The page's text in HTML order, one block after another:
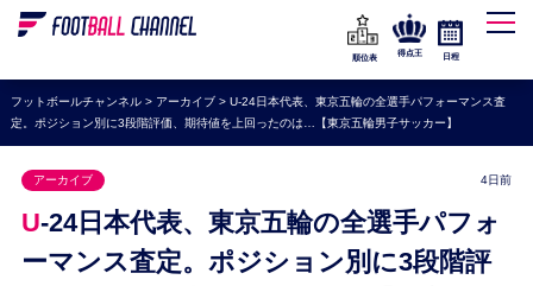
WEリーグ
海外サッカー
プレミアリーグ
ラ・リーガ
セリエA
ブンデスリーガ
順位表
得点王 日程
フットボールチャンネル> アーカイブ> U-24日本代表、東京五輪の全選手パフォーマンス査
定。ポジション別に3段階評価、期待値を上回ったのは…【東京五輪男子サッカー】
アーカイブ 4日前
U-24日本代表、東京五輪の全選手パフォ
ーマンス査定。ポジション別に3段階評